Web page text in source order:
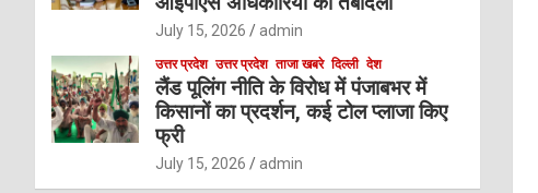
July 15, 2026 admin
उत्तर प्रदेश उत्तर प्रदेश ताजा खबरे दिल्ली देश
लैंड पूलिंग नीति के विरोध में पंजाबभर में
किसानों का प्रदर्शन, कई टोल प्लाजा किए
फ्री
July 15, 2026 admin